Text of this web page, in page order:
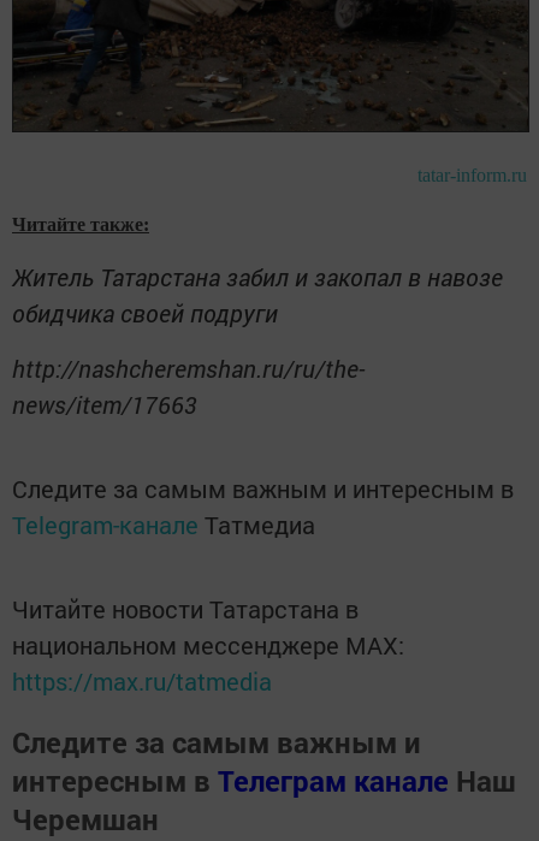
tatar-inform.ru
Читайте также:
Житель Татарстана забил и закопал в навозе
обидчика своей подруги
http://nashcheremshan.ru/ru/the-
news/item/17663
Следите за самым важным и интересным в
Telegram-канале Татмедиа
Читайте новости Татарстана в
национальном мессенджере MАХ:
https://max.ru/tatmedia
Следите за самым важным и
интересным в Телеграм канале Наш
Черемшан